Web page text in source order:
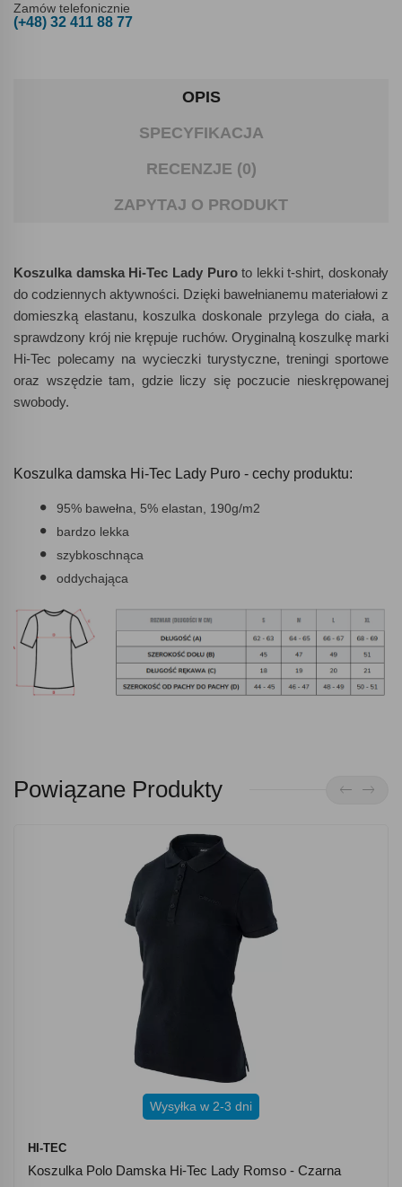
Zamów telefonicznie
(+48) 32 411 88 77
OPIS
SPECYFIKACJA
RECENZJE (0)
ZAPYTAJ O PRODUKT
Koszulka damska Hi-Tec Lady Puroto lekki t-shirt, doskonały
do codziennych aktywności. Dzięki bawełnianemu materiałowi z
domieszką elastanu, koszulka doskonale przylega do ciała, a
sprawdzony krój nie krępuje ruchów. Oryginalną koszulkę marki
Hi-Tec polecamy na wycieczki turystyczne, treningi sportowe
oraz wszędzie tam, gdzie liczy się poczucie nieskrępowanej
swobody.
Koszulka damska Hi-Tec Lady Puro - cechy produktu:
95% bawełna, 5% elastan, 190g/m2
bardzo lekka
szybkoschnąca
oddychająca
Powiązane Produkty
Wysyłka w 2-3 dni
HI-TEC
Koszulka Polo Damska Hi-Tec Lady Romso - Czarna